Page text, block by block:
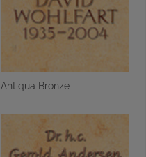
Antiqua Bronze